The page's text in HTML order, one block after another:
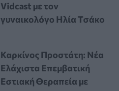
Vidcast με τον
γυναικολόγο Ηλία Τσάκο
Καρκίνος Προστάτη: Νέα
Ελάχιστα Επεμβατική
Εστιακή Θεραπεία με